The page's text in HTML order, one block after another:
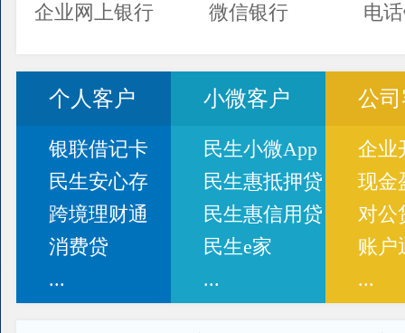
企业网上银行 微信银行 电
个人客户
银联借记卡
民生安心存
跨境理财通
消费贷
...
小微客户
民生小微App
民生惠抵押贷
民生惠信用贷
民生e家
...
公
企业
现金
对公
账户
...